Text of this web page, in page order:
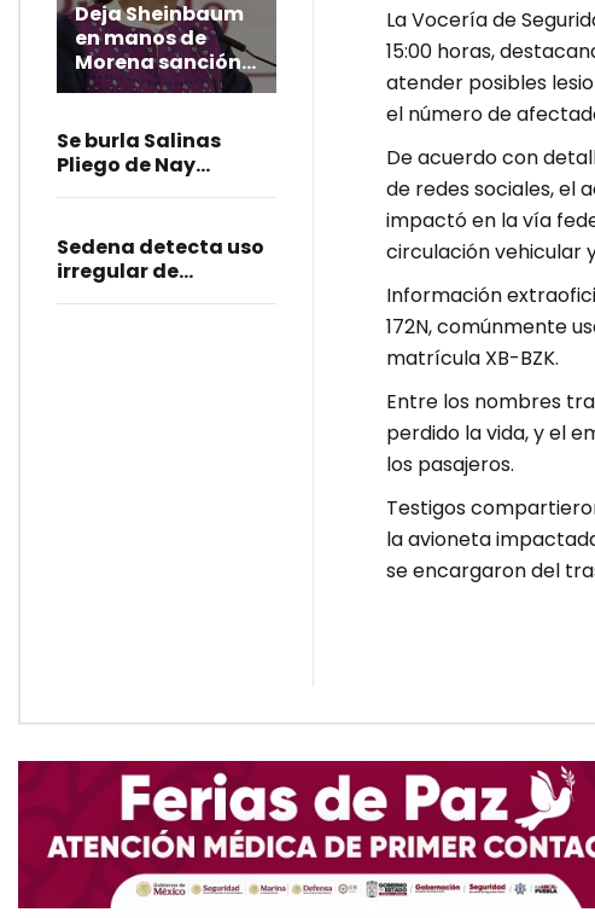
Deja Sheinbaum
en manos de
Morena sanción
a diputadas
condena burlas
Se burla Salinas
Pliego de Nay
Sedena detecta uso
irregular de
La Vocería de
15:00 horas,
atender posibles
el número de
De acuerdo con
de redes sociales, el
impactó en la vía
circulación vehicular
Información
172N, comúnmente
matrícula XB-BZK.
Entre los nombres
perdido la vida, y el
los pasajeros.
Testigos
la avioneta
se encargaron del